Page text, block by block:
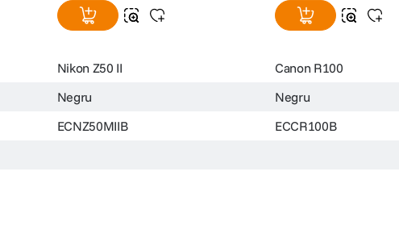
Nikon Z50 II Canon R100
Negru Negru
ECNZ50MIIB ECCR100B